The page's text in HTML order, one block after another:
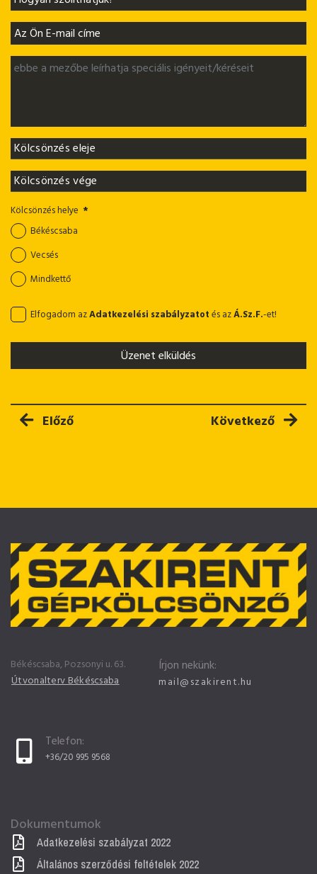
Kölcsönzés helye *
Békéscsaba
Vecsés
Mindkettő
Elfogadom azAdatkezelési szabályzatotés azÁ.Sz.F.-et!
Üzenet elküldés
Előző cikk: Kölcsönözhető diesel ollós emelő
Előző Következő cikk:
Következő
Békéscsaba, Pozsonyi u. 63.
Útvonalterv Békéscsaba
Írjon nekünk:
mail@szakirent.hu
Telefon:
+36/20 995 9568
Dokumentumok
Adatkezelési szabályzat 2022
Általános szerződési feltételek 2022